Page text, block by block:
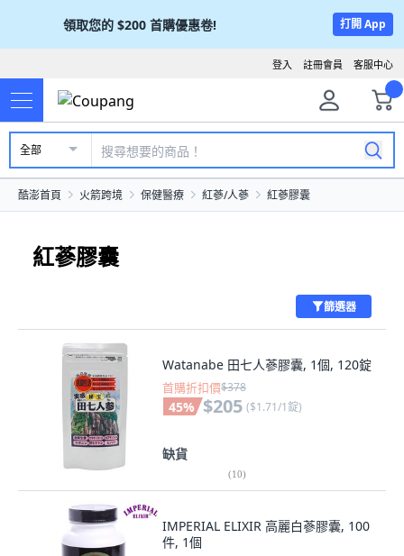
領取您的 $200 首購優惠卷! 打開 App
客服中心
註冊會員
登入
全部
酷澎首頁 火箭跨境 保健醫療 紅蔘/人蔘 紅蔘膠囊
紅蔘膠囊
篩選器
Watanabe 田七人蔘膠囊, 1個, 120錠
首購折扣價$378
45% $205 ($1.71/1錠)
缺貨
(10)
IMPERIAL ELIXIR 高麗白蔘膠囊, 100
件, 1個